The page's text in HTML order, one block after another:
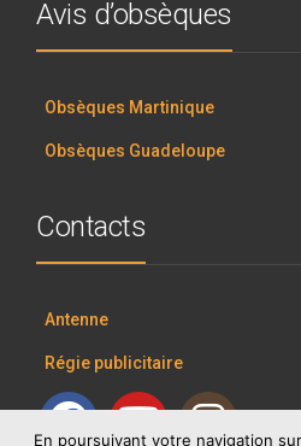
Avis d’obsèques
Obsèques Martinique
Obsèques Guadeloupe
Contacts
Antenne
Régie publicitaire
En poursuivant votre navigation